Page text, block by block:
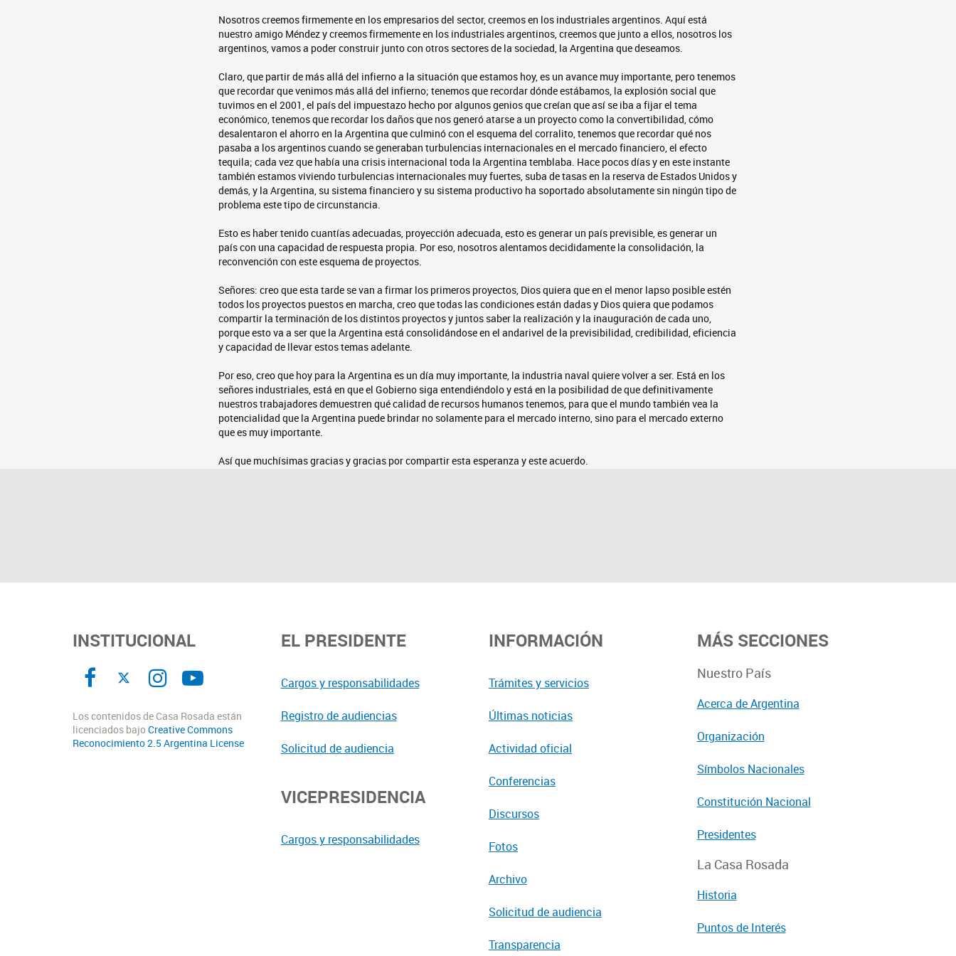
Nosotros creemos firmemente en los empresarios del sector, creemos en los industriales argentinos. Aquí está
nuestro amigo Méndez y creemos firmemente en los industriales argentinos, creemos que junto a ellos, nosotros los
argentinos, vamos a poder construir junto con otros sectores de la sociedad, la Argentina que deseamos.
Claro, que partir de más allá del infierno a la situación que estamos hoy, es un avance muy importante, pero tenemos
que recordar que venimos más allá del infierno; tenemos que recordar dónde estábamos, la explosión social que
tuvimos en el 2001, el país del impuestazo hecho por algunos genios que creían que así se iba a fijar el tema
económico, tenemos que recordar los daños que nos generó atarse a un proyecto como la convertibilidad, cómo
desalentaron el ahorro en la Argentina que culminó con el esquema del corralito, tenemos que recordar qué nos
pasaba a los argentinos cuando se generaban turbulencias internacionales en el mercado financiero, el efecto
tequila; cada vez que había una crisis internacional toda la Argentina temblaba. Hace pocos días y en este instante
también estamos viviendo turbulencias internacionales muy fuertes, suba de tasas en la reserva de Estados Unidos y
demás, y la Argentina, su sistema financiero y su sistema productivo ha soportado absolutamente sin ningún tipo de
problema este tipo de circunstancia.
Esto es haber tenido cuantías adecuadas, proyección adecuada, esto es generar un país previsible, es generar un
país con una capacidad de respuesta propia. Por eso, nosotros alentamos decididamente la consolidación, la
reconvención con este esquema de proyectos.
Señores: creo que esta tarde se van a firmar los primeros proyectos, Dios quiera que en el menor lapso posible estén
todos los proyectos puestos en marcha, creo que todas las condiciones están dadas y Dios quiera que podamos
compartir la terminación de los distintos proyectos y juntos saber la realización y la inauguración de cada uno,
porque esto va a ser que la Argentina está consolidándose en el andarivel de la previsibilidad, credibilidad, eficiencia
y capacidad de llevar estos temas adelante.
Por eso, creo que hoy para la Argentina es un día muy importante, la industria naval quiere volver a ser. Está en los
señores industriales, está en que el Gobierno siga entendiéndolo y está en la posibilidad de que definitivamente
nuestros trabajadores demuestren qué calidad de recursos humanos tenemos, para que el mundo también vea la
potencialidad que la Argentina puede brindar no solamente para el mercado interno, sino para el mercado externo
que es muy importante.
Así que muchísimas gracias y gracias por compartir esta esperanza y este acuerdo.
INSTITUCIONAL
Los contenidos de Casa Rosada están
licenciados bajoCreative Commons
Reconocimiento 2.5 Argentina License
EL PRESIDENTE
Cargos y responsabilidades
Registro de audiencias
Solicitud de audiencia
VICEPRESIDENCIA
Cargos y responsabilidades
INFORMACIÓN
Trámites y servicios
Últimas noticias
Actividad oficial
Conferencias
Discursos
Fotos
Archivo
Solicitud de audiencia
Transparencia
MÁS SECCIONES
Nuestro País
Acerca de Argentina
Organización
Símbolos Nacionales
Constitución Nacional
Presidentes
La Casa Rosada
Historia
Puntos de Interés